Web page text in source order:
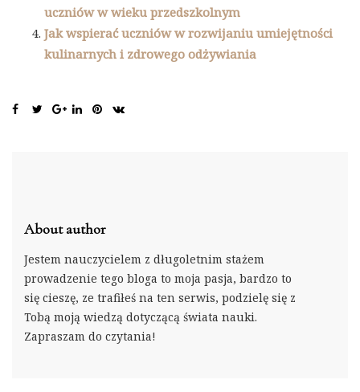
uczniów w wieku przedszkolnym
Jak wspierać uczniów w rozwijaniu umiejętności
kulinarnych i zdrowego odżywiania
About author
Jestem nauczycielem z długoletnim stażem
prowadzenie tego bloga to moja pasja, bardzo to
się cieszę, ze trafiłeś na ten serwis, podzielę się z
Tobą moją wiedzą dotyczącą świata nauki.
Zapraszam do czytania!